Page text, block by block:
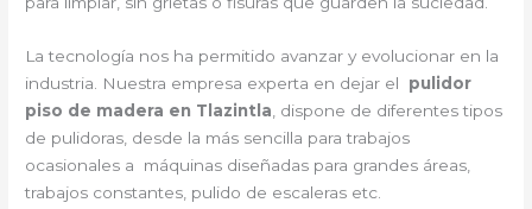
La tecnología nos ha permitido avanzar y evolucionar en la
industria. Nuestra empresa experta en dejar el pulidor
piso de madera en Tlazintla , dispone de diferentes tipos
de pulidoras, desde la más sencilla para trabajos
ocasionales a máquinas diseñadas para grandes áreas,
trabajos constantes, pulido de escaleras etc.